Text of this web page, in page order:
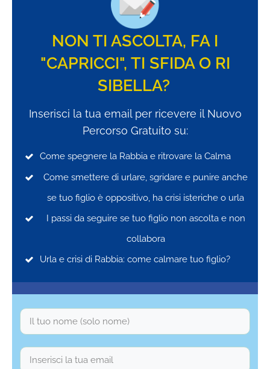
NON TI ASCOLTA, FA I
"CAPRICCI", TI SFIDA O RI
SIBELLA?
Inserisci la tua email per ricevere il Nuovo
Percorso Gratuito su:
Come spegnere la Rabbia e ritrovare la Calma
Come smettere di urlare, sgridare e punire anche
se tuo figlio è oppositivo, ha crisi isteriche o urla
I passi da seguire se tuo figlio non ascolta e non
collabora
Urla e crisi di Rabbia: come calmare tuo figlio?